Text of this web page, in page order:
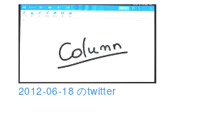
2012-06-18 のtwitter